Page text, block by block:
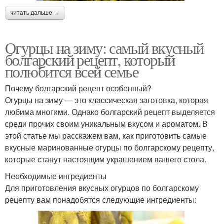
читать дальше →
Огурцы на зиму: самый вкусный
болгарский рецепт, который
полюбится всей семье
Почему болгарский рецепт особенный?
Огурцы на зиму — это классическая заготовка, которая
любима многими. Однако болгарский рецепт выделяется
среди прочих своим уникальным вкусом и ароматом. В
этой статье мы расскажем вам, как приготовить самые
вкусные маринованные огурцы по болгарскому рецепту,
которые станут настоящим украшением вашего стола.
Необходимые ингредиенты
Для приготовления вкусных огурцов по болгарскому
рецепту вам понадобятся следующие ингредиенты: